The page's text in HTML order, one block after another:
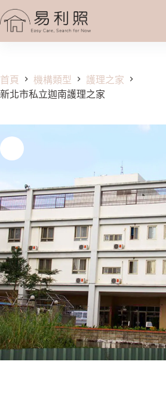
至
容
首頁 機構類型
護理之家
新北市私立迦南護理之家